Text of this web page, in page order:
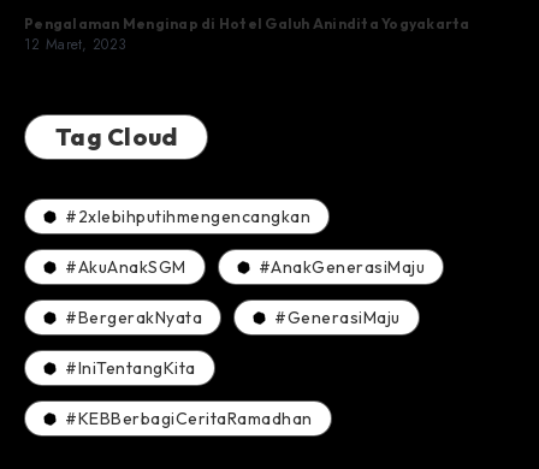
Pengalaman Menginap di Hotel Galuh Anindita Yogyakarta
12 Maret, 2023
Tag Cloud
#2xlebihputihmengencangkan
#AkuAnakSGM #AnakGenerasiMaju
#BergerakNyata #GenerasiMaju
#IniTentangKita
#KEBBerbagiCeritaRamadhan